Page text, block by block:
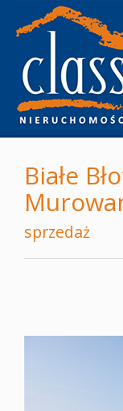
Białe
sprzedaż